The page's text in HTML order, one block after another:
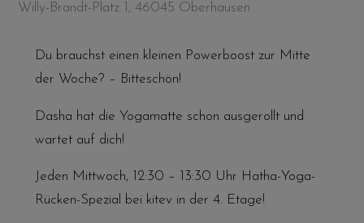
Willy-Brandt-Platz 1, 46045 Oberhausen
Du brauchst einen kleinen Powerboost zur Mitte
der Woche? – Bitteschön!
Dasha hat die Yogamatte schon ausgerollt und
wartet auf dich!
Jeden Mittwoch, 12:30 – 13:30 Uhr Hatha-Yoga-
Rücken-Spezial bei kitev in der 4. Etage!